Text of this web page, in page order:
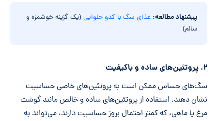
پیشنهاد مطالعه: غذای سگ با کدو حلوایی(یک گزینه خوشمزه و
سالم)
۲. پروتئین‌های ساده و باکیفیت
سگ‌های حساس ممکن است به پروتئین‌های خاصی حساسیت
نشان دهند. استفاده از پروتئین‌های ساده و خالص مانند گوشت
مرغ یا ماهی، که کمتر احتمال بروز حساسیت دارند، می‌تواند به